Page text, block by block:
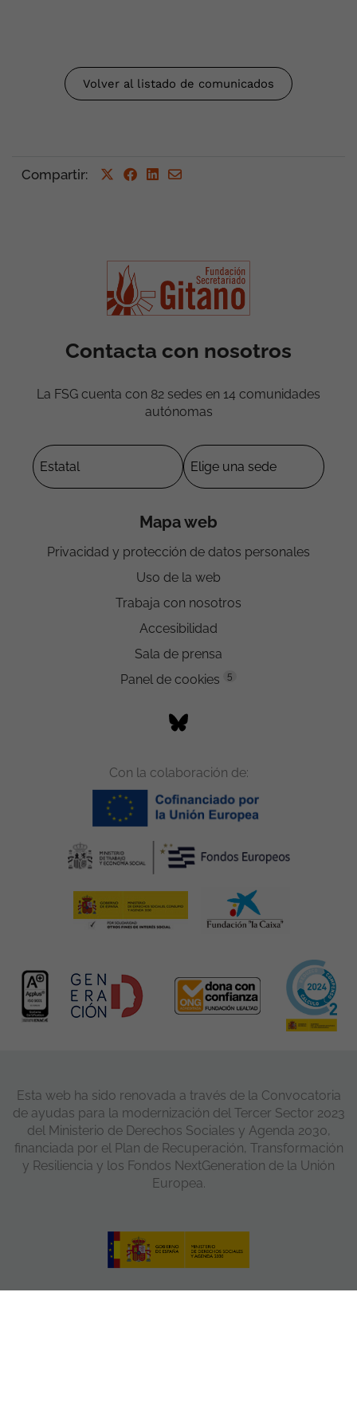
Volver al listado de comunicados
Compartir:
Contacta con nosotros
La FSG cuenta con 82 sedes en 14 comunidades
autónomas
Mapa web
Privacidad y protección de datos personales
Uso de la web
Trabaja con nosotros
Accesibilidad
Sala de prensa
Panel de cookies
5
Con la colaboración de:
Esta web ha sido renovada a través de la Convocatoria
de ayudas para la modernización del Tercer Sector 2023
del Ministerio de Derechos Sociales y Agenda 2030,
financiada por el Plan de Recuperación, Transformación
y Resiliencia y los Fondos NextGeneration de la Unión
Europea.